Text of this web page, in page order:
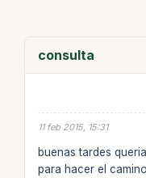
consulta
11 feb 2015, 15:31
buenas tardes
para hacer el